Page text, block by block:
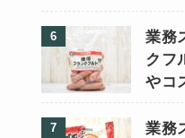
業務
クフ
やコ
業務